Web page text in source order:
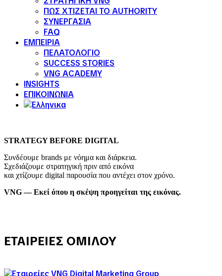
ΠΩΣ ΧΤΙΖΕΤΑΙ ΤΟ AUTHORITY
ΣΥΝΕΡΓΑΣΙΑ
FAQ
ΕΜΠΕΙΡΙΑ
ΠΕΛΑΤΟΛΟΓΙΟ
SUCCESS STORIES
VNG ACADEMY
INSIGHTS
ΕΠΙΚΟΙΝΩΝΙΑ
STRATEGY BEFORE DIGITAL
Συνδέουμε brands με νόημα και διάρκεια.
Σχεδιάζουμε στρατηγική πριν από εικόνα
και χτίζουμε digital παρουσία που αντέχει στον χρόνο.
VNG — Εκεί όπου η σκέψη προηγείται της εικόνας.
ΕΤΑΙΡΕΙΕΣ ΟΜΙΛΟΥ